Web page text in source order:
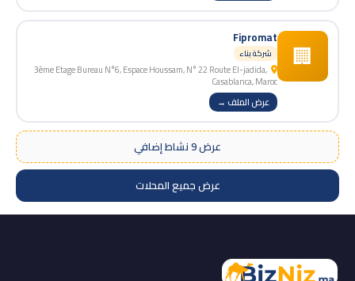
🏢
Fipromat
شركة بناء
3ème Etage Bureau N°6, Espace Houssam, N° 22 Route El-jadida,
Casablanca, Maroc
عرض الملف →
عرض 9 نشاط إضافي
عرض جميع المحلات